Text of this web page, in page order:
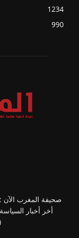
1234
990
صحيفة المغرب الآن
أخر أخبار